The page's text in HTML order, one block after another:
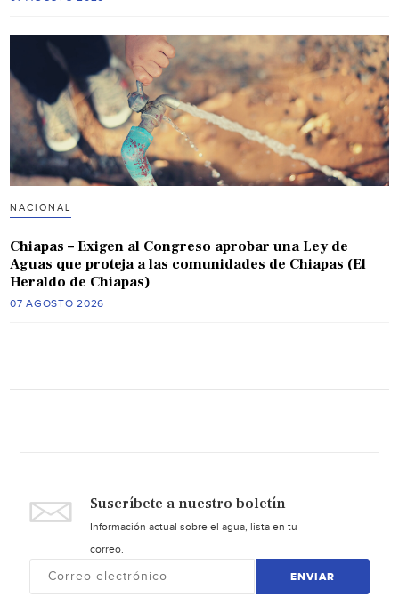
NACIONAL
Chiapas – Exigen al Congreso aprobar una Ley de
Aguas que proteja a las comunidades de Chiapas (El
Heraldo de Chiapas)
07 AGOSTO 2026
Suscríbete a nuestro boletín
Información actual sobre el agua, lista en tu
correo.
ENVIAR